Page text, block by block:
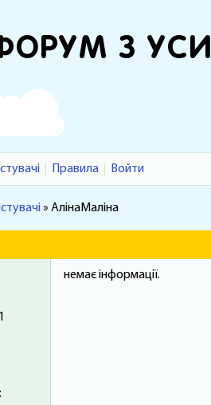
З
Правила Войти
» АлінаМаліна
1
немає інформації.